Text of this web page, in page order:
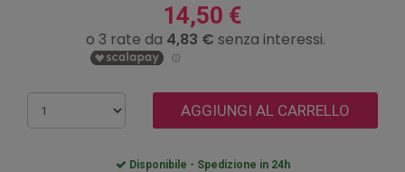
14,50 €
AGGIUNGI AL CARRELLO
Disponibile - Spedizione in 24h